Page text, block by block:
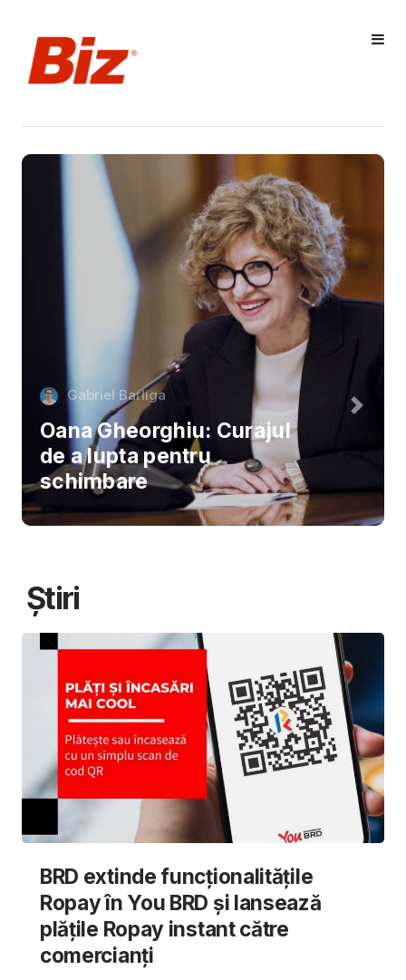
Gabriel Barliga
Oana Gheorghiu: Curajul
de a lupta pentru
schimbare
Știri
BRD extinde funcționalitățile
Ropay în You BRD și lansează
plățile Ropay instant către
comercianți